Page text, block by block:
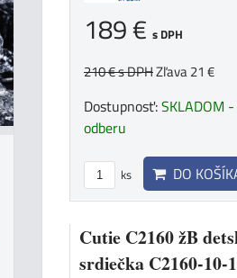
189 € s DPH
210 €s DPHZľava 21 €
Dostupnosť:SKLADOM
odberu
ks DO
Cutie C2160 žB
srdiečka C2160-10-